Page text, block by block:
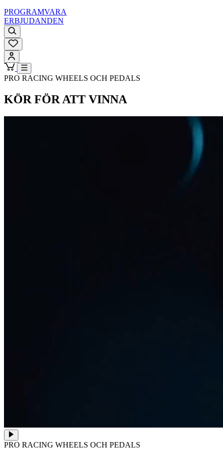
PROGRAMVARA
ERBJUDANDEN
PRO RACING WHEELS OCH PEDALS
KÖR FÖR ATT VINNA
PRO RACING WHEELS OCH PEDALS